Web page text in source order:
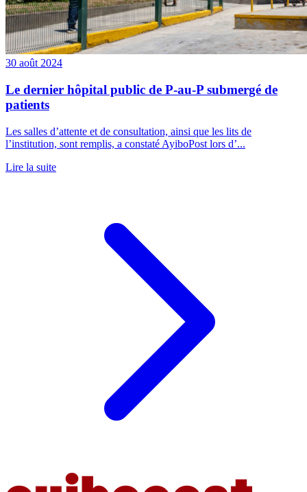
30 août 2024
Le dernier hôpital public de P-au-P submergé de
patients
Les salles d’attente et de consultation, ainsi que les lits de
l’institution, sont remplis, a constaté AyiboPost lors d’...
Lire la suite